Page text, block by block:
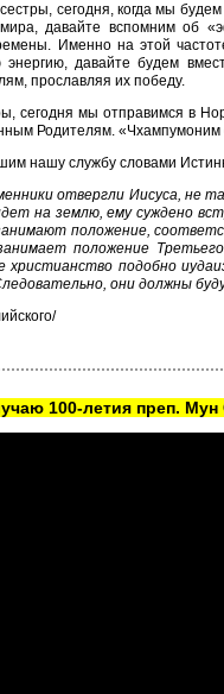
сегодня, когда мы
мира, давайте вспомним об
Именно на этой
энергию, давайте будем
прославляя их победу.
сегодня мы отправимся в
Родителям. «Чхампумоним
нашу службу словами
отвергли Иисуса, не
на землю, ему суждено
положение,
положение
христианство подобно
они должны
100-летия преп.